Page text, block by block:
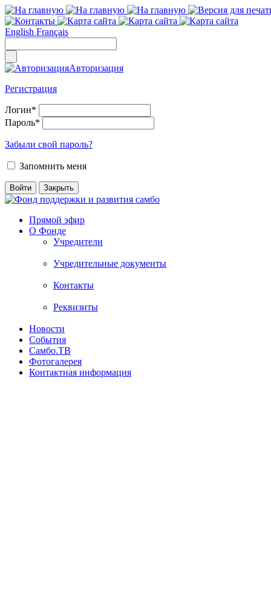
English Français
Авторизация
Регистрация
Логин*
Пароль*
Забыли свой пароль?
Запомнить меня
Прямой эфир
О Фонде
Учредители
Учредительные документы
Контакты
Реквизиты
Новости
События
Самбо.ТВ
Фотогалерея
Контактная информация